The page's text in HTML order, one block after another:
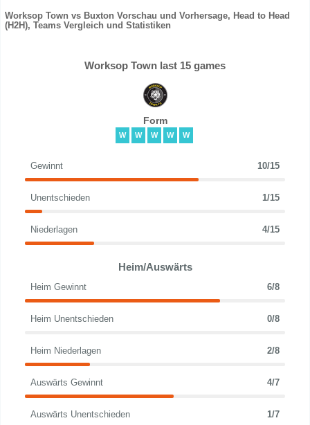
Worksop Town vs Buxton Vorschau und Vorhersage, Head to Head
(H2H), Teams Vergleich und Statistiken
Worksop Town last 15 games
Form
W W W W W
Gewinnt 10/15
Unentschieden 1/15
Niederlagen 4/15
Heim/Auswärts
Heim Gewinnt 6/8
Heim Unentschieden 0/8
Heim Niederlagen 2/8
Auswärts Gewinnt 4/7
Auswärts Unentschieden 1/7